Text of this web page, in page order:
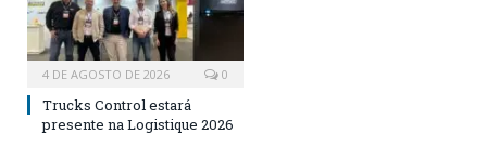
4 DE AGOSTO DE 2026 0
Trucks Control estará
presente na Logistique 2026